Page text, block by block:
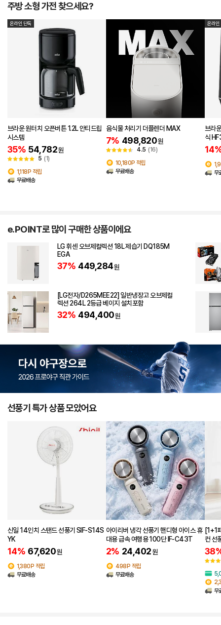
주방 소형 가전 찾으세요?
온라인 단독
브라운 원터치 오픈버튼 1.2L 안티드립
시스템
35% 54,782원
5 (1)
1,118P 적립
무료배송
음식물 처리기 더플렌더 MAX
7% 498,820원
4.5 (16)
10,180P 적립
무료배송
온라인
브라
식
무
e.POINT로 많이 구매한 상품이에요
LG 휘센 오브제컬렉션 18L 제습기 DQ185M
EGA
37% 449,284원
[LG전자/D265MEE22] 일반냉장고 오브제컬
렉션 264L 2등급 베이지 설치포함
32% 494,400원
선풍기 특가 상품 모았어요
신일 14인치 스탠드 선풍기 SIF-S14S
YK
14% 67,620원
1,380P 적립
무료배송
아이리버 냉각 선풍기 핸디형 아이스 휴
대용 급속 여행용 100단 IF-C43T
2% 24,402원
498P 적립
무료배송
[1+1
컨 선
무